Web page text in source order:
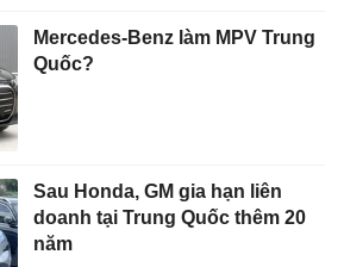
Mercedes-Benz làm MPV Trung
Quốc?
Sau Honda, GM gia hạn liên
doanh tại Trung Quốc thêm 20
năm